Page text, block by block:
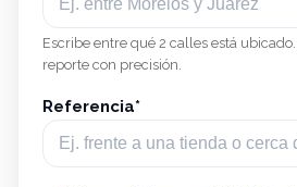
Escribe entre qué 2 calles está
reporte con precisión.
Referencia*